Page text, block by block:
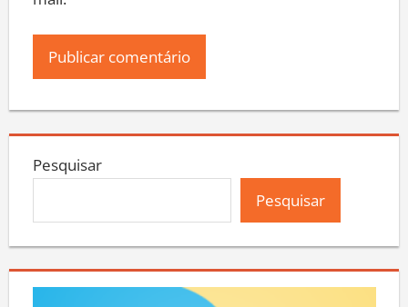
Pesquisar
Pesquisar